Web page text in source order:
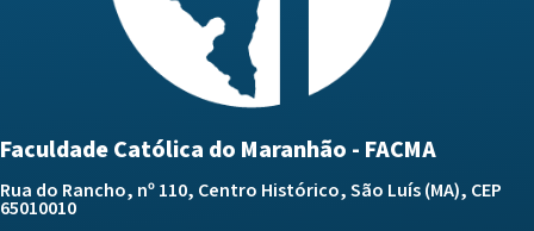
Faculdade Católica do Maranhão - FACMA
Rua do Rancho, nº 110, Centro Histórico, São Luís (MA), CEP
65010010